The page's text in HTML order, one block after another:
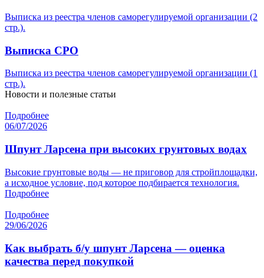
Выписка из реестра членов саморегулируемой организации (2
стр.).
Выписка СРО
Выписка из реестра членов саморегулируемой организации (1
стр.).
Новости и полезные статьи
Подробнее
06/07/2026
Шпунт Ларсена при высоких грунтовых водах
Высокие грунтовые воды — не приговор для стройплощадки,
а исходное условие, под которое подбирается технология.
Подробнее
Подробнее
29/06/2026
Как выбрать б/у шпунт Ларсена — оценка
качества перед покупкой